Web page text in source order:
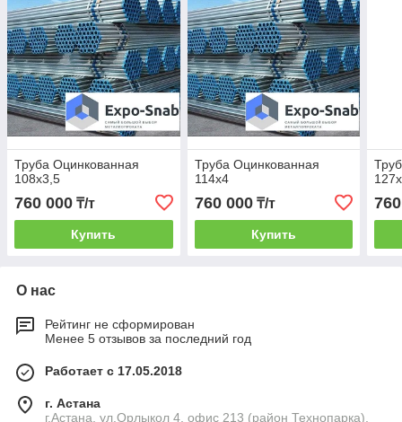
Труба Оцинкованная
108х3,5
760 000 ₸/т
Купить
Труба Оцинкованная
114х4
760 000₸/т
Купить
О нас
Рейтинг не сформирован
Менее 5 отзывов за последний год
Работает с 17.05.2018
г. Астана
г.Астана, ул.Орлыкол 4, офис 213 (район Технопарка),